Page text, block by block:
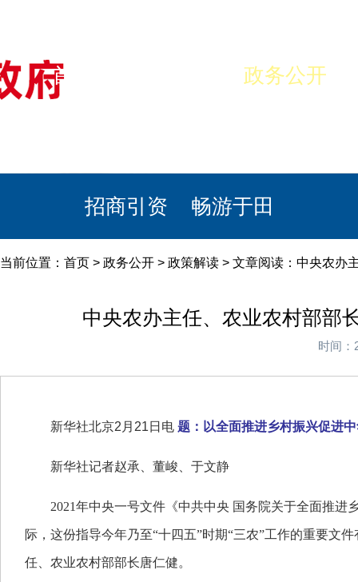
首页 政务公开
招商引资 畅游于田
当前位置： 首页 > 政务公开 > 政策解读 > 文章阅读：中央农办
中央农办主任、农业农村部部
时间：
新华社北京2月21日电 题：以全面推进乡村振兴促进
新华社记者赵承、董峻、于文静
2021年中央一号文件《中共中央 国务院关于全面推
际，这份指导今年乃至“十四五”时期“三农”工作的重要文
任、农业农村部部长唐仁健。